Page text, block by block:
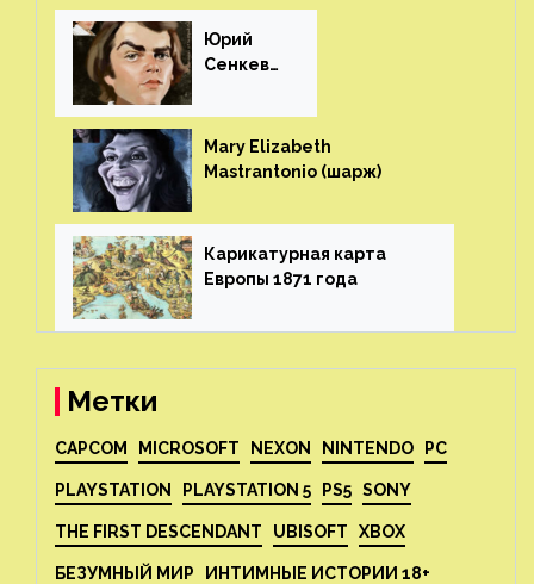
Юрий
Сенкеви
Mary Elizabeth
Mastrantonio (шарж)⁠⁠
Карикатурная карта
Европы 1871 года⁠⁠
Метки
CAPCOM MICROSOFT NEXON NINTENDO PC
PLAYSTATION PLAYSTATION 5 PS5 SONY
THE FIRST DESCENDANT UBISOFT XBOX
БЕЗУМНЫЙ МИР ИНТИМНЫЕ ИСТОРИИ 18+